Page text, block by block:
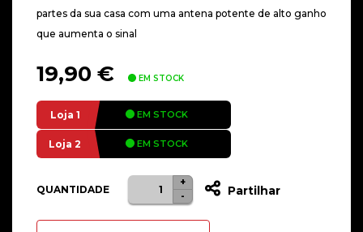
partes da sua casa com uma antena potente de alto ganho
que aumenta o sinal
19,90 € EM STOCK
Loja 1 EM STOCK
Loja 2 EM STOCK
QUANTIDADE
Quantidade
de
-
+
Partilhar